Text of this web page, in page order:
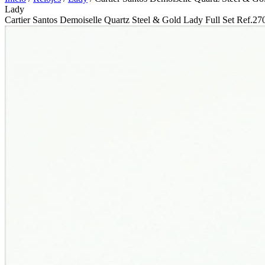
Lady
Cartier Santos Demoiselle Quartz Steel & Gold Lady Full Set